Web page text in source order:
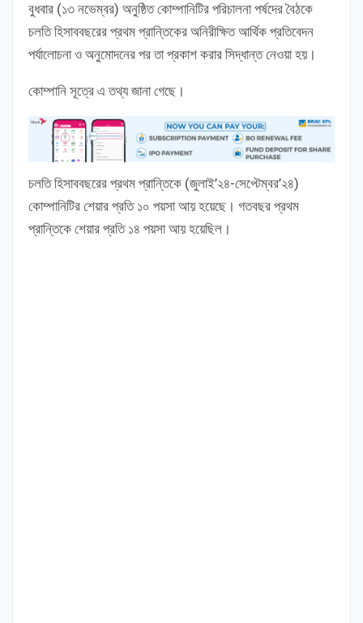
বুধবার (১৩ নভেম্বর) অনুষ্ঠিত কোম্পানিটির পরিচালনা পর্ষদের বৈঠকে
চলতি হিসাববছরের প্রথম প্রান্তিকের অনিরীক্ষিত আর্থিক প্রতিবেদন
পর্যালোচনা ও অনুমোদনের পর তা প্রকাশ করার সিদ্ধান্ত নেওয়া হয়।
কোম্পানি সূত্রে এ তথ্য জানা গেছে।
চলতি হিসাববছরের প্রথম প্রান্তিকে (জুলাই’২৪-সেপ্টেম্বর’২৪)
কোম্পানিটির শেয়ার প্রতি ১০ পয়সা আয় হয়েছে। গতবছর প্রথম
প্রান্তিকে শেয়ার প্রতি ১৪ পয়সা আয় হয়েছিল।